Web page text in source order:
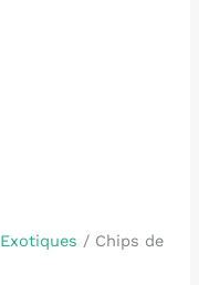
Exotiques / Chips de